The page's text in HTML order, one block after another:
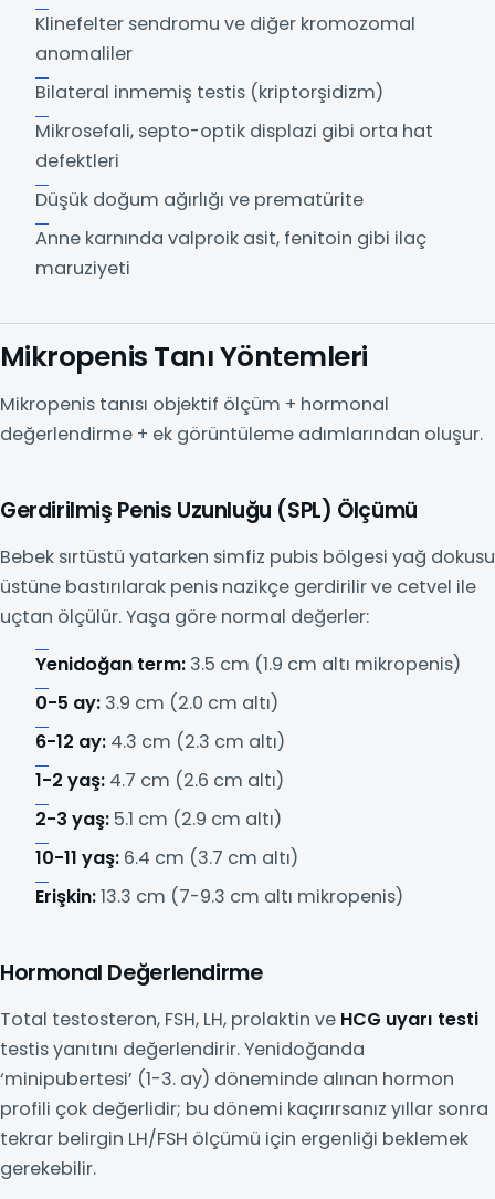
Klinefelter sendromu ve diğer kromozomal
anomaliler
Bilateral inmemiş testis (kriptorşidizm)
Mikrosefali, septo-optik displazi gibi orta hat
defektleri
Düşük doğum ağırlığı ve prematürite
Anne karnında valproik asit, fenitoin gibi ilaç
maruziyeti
Mikropenis Tanı Yöntemleri
Mikropenis tanısı objektif ölçüm + hormonal
değerlendirme + ek görüntüleme adımlarından oluşur.
Gerdirilmiş Penis Uzunluğu (SPL) Ölçümü
Bebek sırtüstü yatarken simfiz pubis bölgesi yağ dokusu
üstüne bastırılarak penis nazikçe gerdirilir ve cetvel ile
uçtan ölçülür. Yaşa göre normal değerler:
Yenidoğan term: 3.5 cm (1.9 cm altı mikropenis)
0-5 ay: 3.9 cm (2.0 cm altı)
6-12 ay: 4.3 cm (2.3 cm altı)
1-2 yaş: 4.7 cm (2.6 cm altı)
2-3 yaş: 5.1 cm (2.9 cm altı)
10-11 yaş: 6.4 cm (3.7 cm altı)
Erişkin:13.3 cm (7-9.3 cm altı mikropenis)
Hormonal Değerlendirme
Total testosteron, FSH, LH, prolaktin ve HCG uyarı testi
testis yanıtını değerlendirir. Yenidoğanda
‘minipubertesi’ (1-3. ay) döneminde alınan hormon
profili çok değerlidir; bu dönemi kaçırırsanız yıllar sonra
tekrar belirgin LH/FSH ölçümü için ergenliği beklemek
gerekebilir.